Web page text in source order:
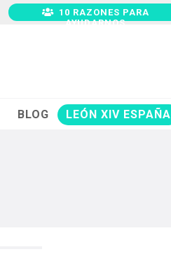
10 RAZONES PARA
AYUDARNOS
BLOG LEÓN XIV ESPAÑA